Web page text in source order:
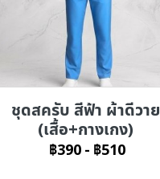
ชุดสครับ สีฟ้า ผ้าดีวาย
(เสื้อ+กางเกง)
฿390 - ฿510